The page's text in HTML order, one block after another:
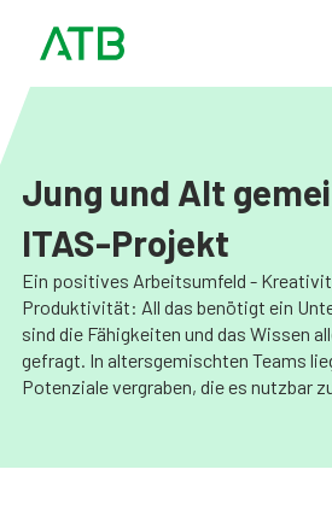
Jung und Alt
ITAS-Projekt
Ein positives Arbeitsumfeld -
Produktivität: All das benötigt ein
sind die Fähigkeiten und das Wissen
gefragt. In altersgemischten Teams
Potenziale vergraben, die es nutzbar